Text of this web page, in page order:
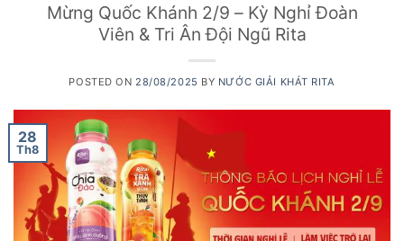
Mừng Quốc Khánh 2/9 – Kỳ Nghỉ Đoàn
Viên & Tri Ân Đội Ngũ Rita
POSTED ON 28/08/2025 BY NƯỚC GIẢI KHÁT RITA
28
Th8